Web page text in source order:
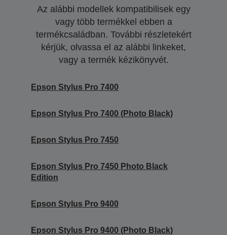
Az alábbi modellek kompatibilisek egy
vagy több termékkel ebben a
termékcsaládban. További részletekért
kérjük, olvassa el az alábbi linkeket,
vagy a termék kézikönyvét.
Epson Stylus Pro 7400
Epson Stylus Pro 7400 (Photo Black)
Epson Stylus Pro 7450
Epson Stylus Pro 7450 Photo Black
Edition
Epson Stylus Pro 9400
Epson Stylus Pro 9400 (Photo Black)